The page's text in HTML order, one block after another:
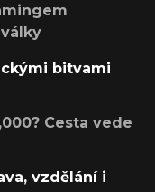
bitvami
Cesta vede
vzdělání i